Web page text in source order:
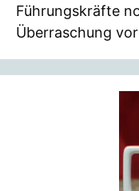
Führungskräfte
Überraschung